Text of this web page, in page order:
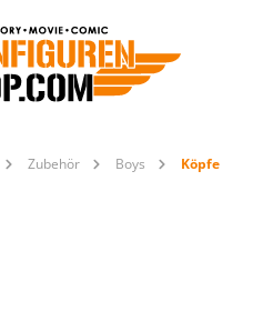
Zubehör Boys Köpfe